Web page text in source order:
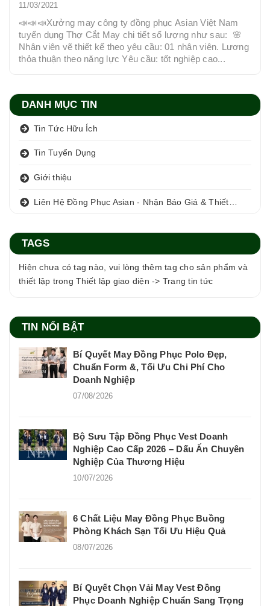
11/03/2021
📣📣📣Xưởng may công ty đồng phục Asian Việt Nam
tuyển dụng Thợ Cắt May chi tiết số lượng như sau: 🌸
Nhân viên vẽ thiết kế theo yêu cầu: 01 nhân viên. Lương
thỏa thuận theo năng lực Yêu cầu: tốt nghiệp cao...
DANH MỤC TIN
Tin Tức Hữu Ích
Tin Tuyển Dụng
Giới thiệu
TAGS
Hiện chưa có tag nào, vui lòng thêm tag cho sản phẩm và
thiết lập trong Thiết lập giao diện -> Trang tin tức
TIN NỔI BẬT
Bí Quyết May Đồng Phục Polo Đẹp,
Chuẩn Form &, Tối Ưu Chi Phí Cho
Doanh Nghiệp
07/08/2026
Bộ Sưu Tập Đồng Phục Vest Doanh
Nghiệp Cao Cấp 2026 – Dấu Ấn Chuyên
Nghiệp Của Thương Hiệu
10/07/2026
6 Chất Liệu May Đồng Phục Buồng
Phòng Khách Sạn Tối Ưu Hiệu Quả
08/07/2026
Bí Quyết Chọn Vải May Vest Đồng
Phục Doanh Nghiệp Chuẩn Sang Trọng